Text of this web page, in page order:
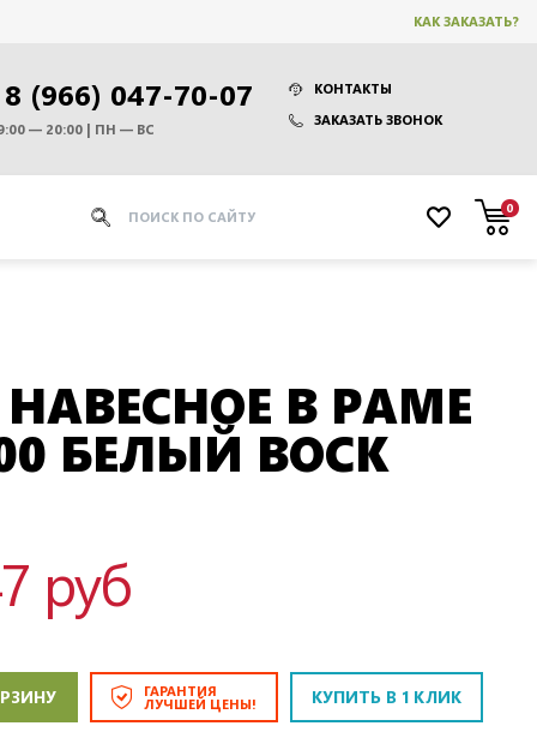
КАК ЗАКАЗАТЬ?
8 (966) 047-70-07
КОНТАКТЫ
ЗАКАЗАТЬ ЗВОНОК
— 20:00 | ПН — ВС
0
В РАМЕ
БЕЛЫЙ ВОСК
руб
ГАРАНТИЯ
ЛУЧШЕЙ ЦЕНЫ! КУПИТЬ В 1 КЛИК